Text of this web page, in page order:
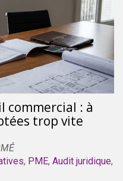
commercial : à
trop vite
, PME, Audit juridique,